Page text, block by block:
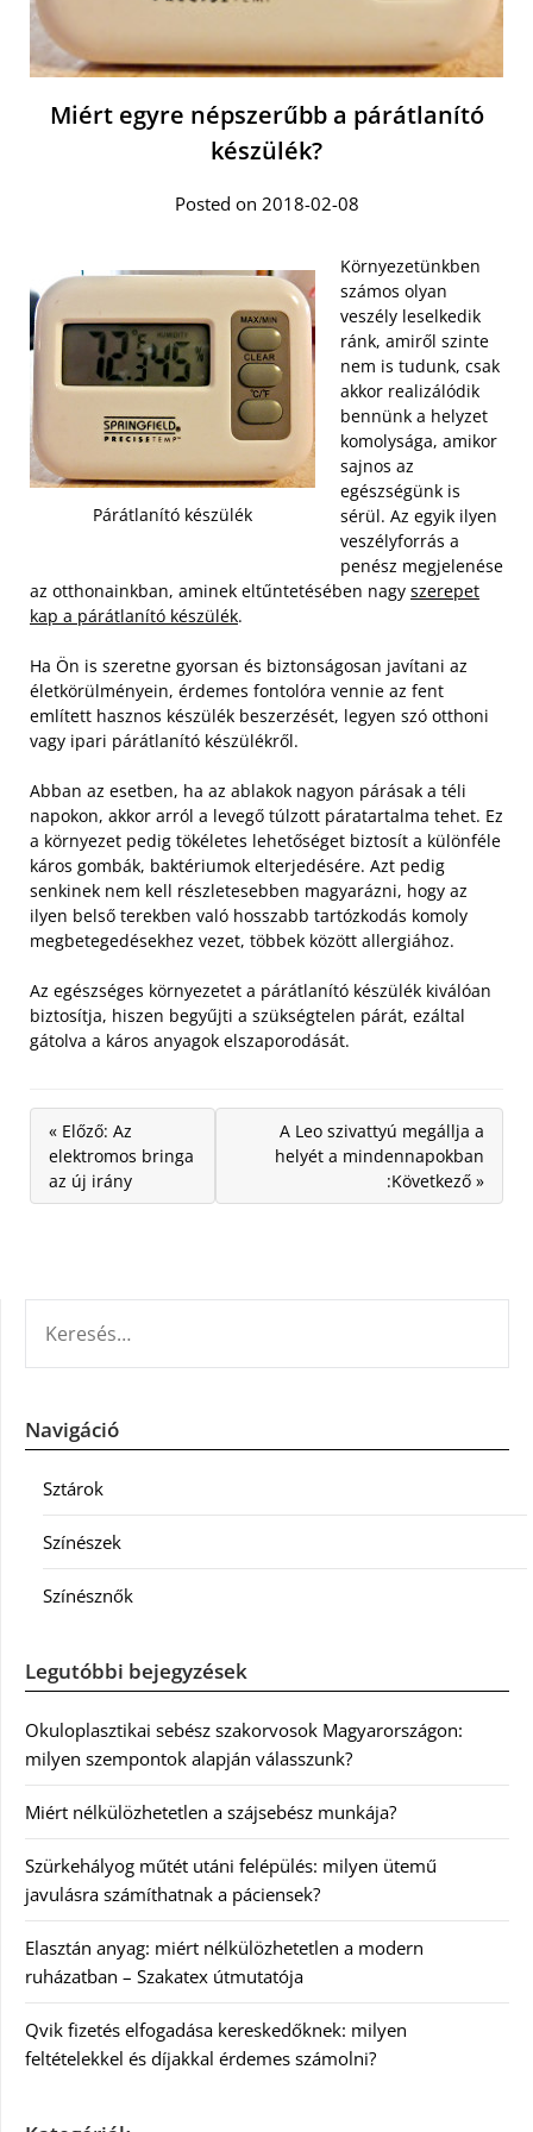
Miért egyre népszerűbb a párátlanító
készülék?
Posted on 2018-02-08
Párátlanító készülék
Környezetünkben
számos olyan
veszély leselkedik
ránk, amiről szinte
nem is tudunk, csak
akkor realizálódik
bennünk a helyzet
komolysága, amikor
sajnos az
egészségünk is
sérül. Az egyik ilyen
veszélyforrás a
penész megjelenése
az otthonainkban, aminek eltűntetésében nagy szerepet
kap a párátlanító készülék.
Ha Ön is szeretne gyorsan és biztonságosan javítani az
életkörülményein, érdemes fontolóra vennie az fent
említett hasznos készülék beszerzését, legyen szó otthoni
vagy ipari párátlanító készülékről.
Abban az esetben, ha az ablakok nagyon párásak a téli
napokon, akkor arról a levegő túlzott páratartalma tehet. Ez
a környezet pedig tökéletes lehetőséget biztosít a különféle
káros gombák, baktériumok elterjedésére. Azt pedig
senkinek nem kell részletesebben magyarázni, hogy az
ilyen belső terekben való hosszabb tartózkodás komoly
megbetegedésekhez vezet, többek között allergiához.
Az egészséges környezetet a párátlanító készülék kiválóan
biztosítja, hiszen begyűjti a szükségtelen párát, ezáltal
gátolva a káros anyagok elszaporodását.
« Előző: Az
elektromos bringa
az új irány
A Leo szivattyú megállja a
helyét a mindennapokban
:Következő »
Navigáció
Sztárok
Színészek
Színésznők
Legutóbbi bejegyzések
Okuloplasztikai sebész szakorvosok Magyarországon:
milyen szempontok alapján válasszunk?
Miért nélkülözhetetlen a szájsebész munkája?
Szürkehályog műtét utáni felépülés: milyen ütemű
javulásra számíthatnak a páciensek?
Elasztán anyag: miért nélkülözhetetlen a modern
ruházatban – Szakatex útmutatója
Qvik fizetés elfogadása kereskedőknek: milyen
feltételekkel és díjakkal érdemes számolni?